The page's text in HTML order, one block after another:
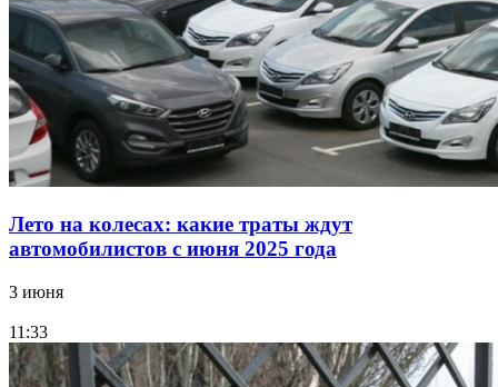
Лето на колесах: какие траты ждут
автомобилистов с июня 2025 года
3 июня
11:33